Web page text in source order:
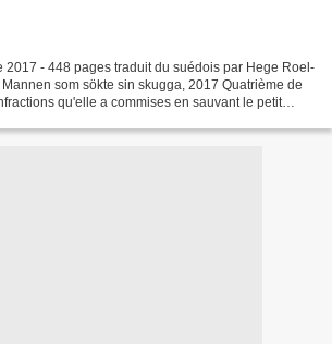
2017 - 448 pages traduit du suédois par Hege Roel-
som sökte sin skugga, 2017 Quatrième de
qu'elle a commises en sauvant le petit